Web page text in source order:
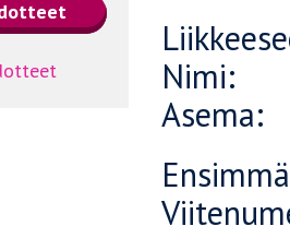
Nimi: